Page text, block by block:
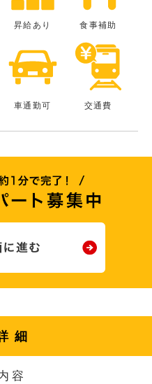
昇給あり 食事補助
車通勤可 交通費
細
容